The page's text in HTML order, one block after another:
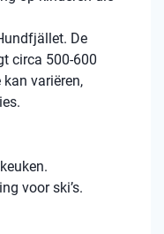
De
​​circa 500-600
variëren,
voor ski’s.